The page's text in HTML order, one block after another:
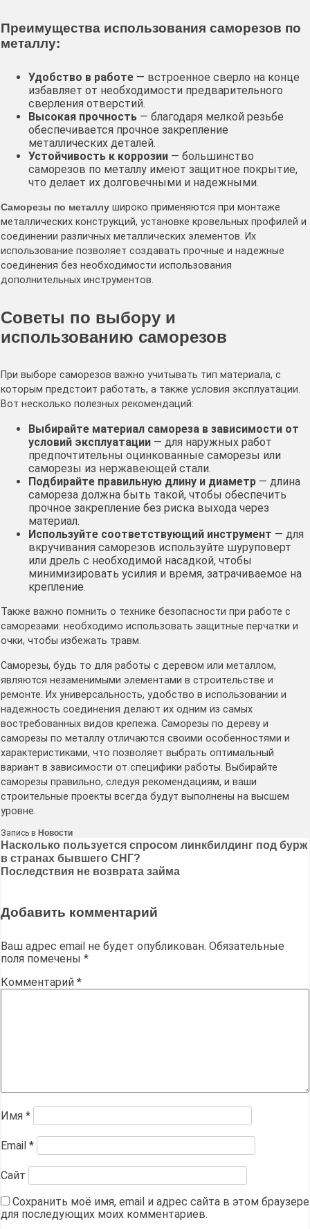
Преимущества использования саморезов по
металлу:
Удобство в работе — встроенное сверло на конце
избавляет от необходимости предварительного
сверления отверстий.
Высокая прочность — благодаря мелкой резьбе
обеспечивается прочное закрепление
металлических деталей.
Устойчивость к коррозии — большинство
саморезов по металлу имеют защитное покрытие,
что делает их долговечными и надежными.
Саморезы по металлу широко применяются при монтаже
металлических конструкций, установке кровельных профилей и
соединении различных металлических элементов. Их
использование позволяет создавать прочные и надежные
соединения без необходимости использования
дополнительных инструментов.
Советы по выбору и
использованию саморезов
При выборе саморезов важно учитывать тип материала, с
которым предстоит работать, а также условия эксплуатации.
Вот несколько полезных рекомендаций:
Выбирайте материал самореза в зависимости от
условий эксплуатации — для наружных работ
предпочтительны оцинкованные саморезы или
саморезы из нержавеющей стали.
Подбирайте правильную длину и диаметр — длина
самореза должна быть такой, чтобы обеспечить
прочное закрепление без риска выхода через
материал.
Используйте соответствующий инструмент — для
вкручивания саморезов используйте шуруповерт
или дрель с необходимой насадкой, чтобы
минимизировать усилия и время, затрачиваемое на
крепление.
Также важно помнить о технике безопасности при работе с
саморезами: необходимо использовать защитные перчатки и
очки, чтобы избежать травм.
Саморезы, будь то для работы с деревом или металлом,
являются незаменимыми элементами в строительстве и
ремонте. Их универсальность, удобство в использовании и
надежность соединения делают их одним из самых
востребованных видов крепежа. Саморезы по дереву и
саморезы по металлу отличаются своими особенностями и
характеристиками, что позволяет выбрать оптимальный
вариант в зависимости от специфики работы. Выбирайте
саморезы правильно, следуя рекомендациям, и ваши
строительные проекты всегда будут выполнены на высшем
уровне.
Запись в Новости
Навигация
по
Насколько пользуется спросом линкбилдинг под бурж
в странах бывшего СНГ?
Последствия не возврата займа
Добавить комментарий
Ваш адрес email не будет опубликован. Обязательные
поля помечены *
Комментарий *
Имя *
Email *
Сайт
Сохранить моё имя, email и адрес сайта в этом браузере
для последующих моих комментариев.